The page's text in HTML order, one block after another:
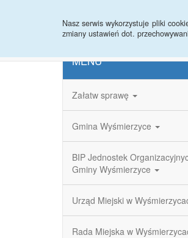
Nasz serwis wykorzystuje pliki
zmiany ustawień dot.
MENU
Załatw sprawę
Gmina Wyśmierzyce
BIP Jednostek
Gminy Wyśmierzyce
Urząd Miejski w
Rada Miejska w